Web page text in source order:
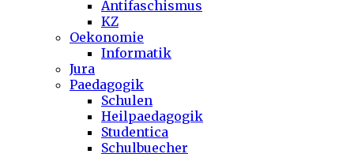
Antifaschismus
KZ
Oekonomie
Informatik
Jura
Paedagogik
Schulen
Heilpaedagogik
Studentica
Schulbuecher